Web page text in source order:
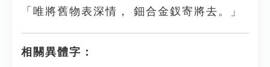
「唯將舊物表深情， 鈿合金釵寄將去。」
相關異體字：